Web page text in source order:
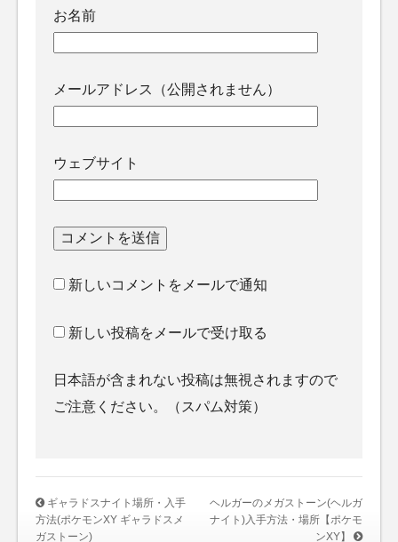
お名前
メールアドレス（公開されません）
ウェブサイト
新しいコメントをメールで通知
新しい投稿をメールで受け取る
日本語が含まれない投稿は無視されますので
ご注意ください。（スパム対策）
ギャラドスナイト場所・入手
方法(ポケモンXY ギャラドスメ
ガストーン)
ヘルガーのメガストーン(ヘルガ
ナイト)入手方法・場所【ポケモ
ンXY】